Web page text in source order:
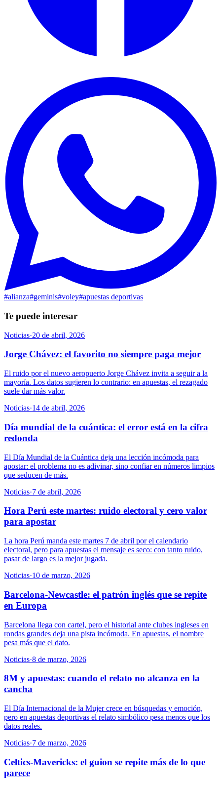
#alianza#geminis#voley#apuestas deportivas
Te puede interesar
Noticias·20 de abril, 2026
Jorge Chávez: el favorito no siempre paga mejor
El ruido por el nuevo aeropuerto Jorge Chávez invita a seguir a la
mayoría. Los datos sugieren lo contrario: en apuestas, el rezagado
suele dar más valor.
Noticias·14 de abril, 2026
Día mundial de la cuántica: el error está en la cifra
redonda
El Día Mundial de la Cuántica deja una lección incómoda para
apostar: el problema no es adivinar, sino confiar en números limpios
que seducen de más.
Noticias·7 de abril, 2026
Hora Perú este martes: ruido electoral y cero valor
para apostar
La hora Perú manda este martes 7 de abril por el calendario
electoral, pero para apuestas el mensaje es seco: con tanto ruido,
pasar de largo es la mejor jugada.
Noticias·10 de marzo, 2026
Barcelona-Newcastle: el patrón inglés que se repite
en Europa
Barcelona llega con cartel, pero el historial ante clubes ingleses en
rondas grandes deja una pista incómoda. En apuestas, el nombre
pesa más que el dato.
Noticias·8 de marzo, 2026
8M y apuestas: cuando el relato no alcanza en la
cancha
El Día Internacional de la Mujer crece en búsquedas y emoción,
pero en apuestas deportivas el relato simbólico pesa menos que los
datos reales.
Noticias·7 de marzo, 2026
Celtics-Mavericks: el guion se repite más de lo que
parece